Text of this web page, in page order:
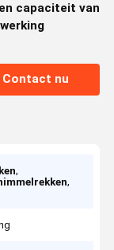
capaciteit van
Contact nu
,
,